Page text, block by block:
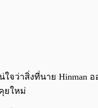
จว่าสิ่งที่นาย
ยใหม่